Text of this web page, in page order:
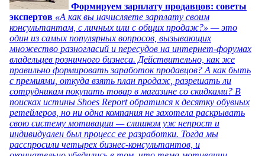
Формируем зарплату продавцов: советы
экспертов «А как вы начисляете зарплату своим
консультантам, с личных или с общих продаж?» — это
один из самых популярных вопросов, вызывающих
множество разногласий и пересудов на интернет-форумах
владельцев розничного бизнеса. Действительно, как же
правильно формировать заработок продавцов? А как быть
с премиями, откуда взять план продаж, разрешать ли
сотрудникам покупать товар в магазине со скидками? В
поисках истины Shoes Report обратился к десятку обувных
ретейлеров, но ни одна компания не захотела раскрывать
свою систему мотивации — слишком уж непрост и
индивидуален был процесс ее разработки. Тогда мы
расспросили четырех бизнес-консультантов, и